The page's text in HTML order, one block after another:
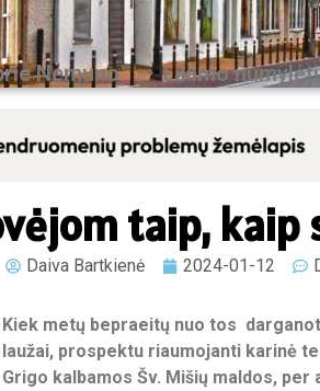
Nemuno Likimo
taip, kaip
Daiva Bartkienė 2024-01-12
Kiek metų bepraeitų nuo tos
laužai, prospektu riaumojanti karinė
Grigo kalbamos Šv. Mišių maldos,